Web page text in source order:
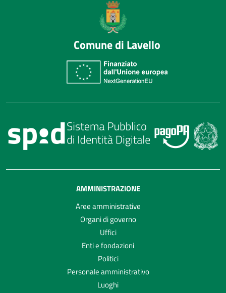
Comune di Lavello
AMMINISTRAZIONE
Aree amministrative
Organi di governo
Uffici
Enti e fondazioni
Politici
Personale amministrativo
Luoghi